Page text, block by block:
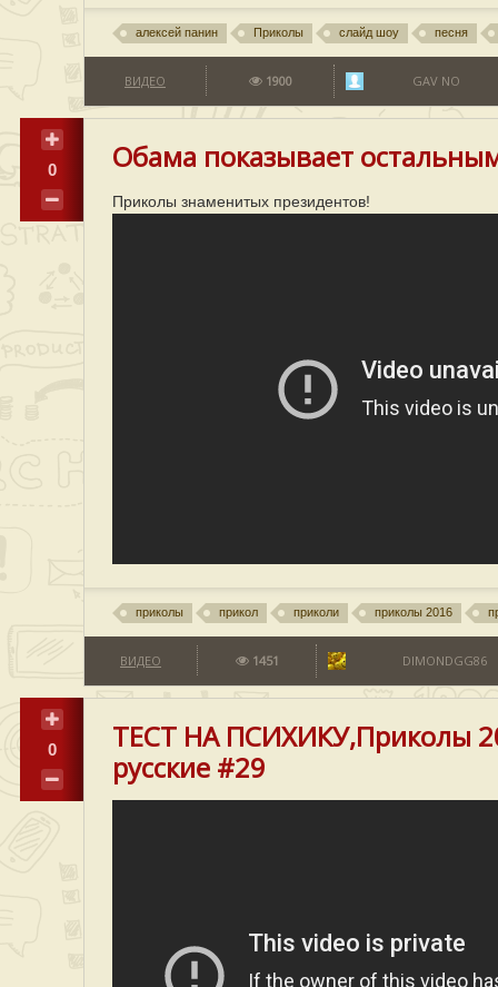
алексей панин Приколы слайд шоу песня
ВИДЕО 1900 GAV NO
0 Обама показывает
Приколы знаменитых президентов!
приколы прикол приколи приколы 2016
ВИДЕО 1451 DIMONDGG86
0
ТЕСТ НА ПСИХИКУ,Приколы
русские #29